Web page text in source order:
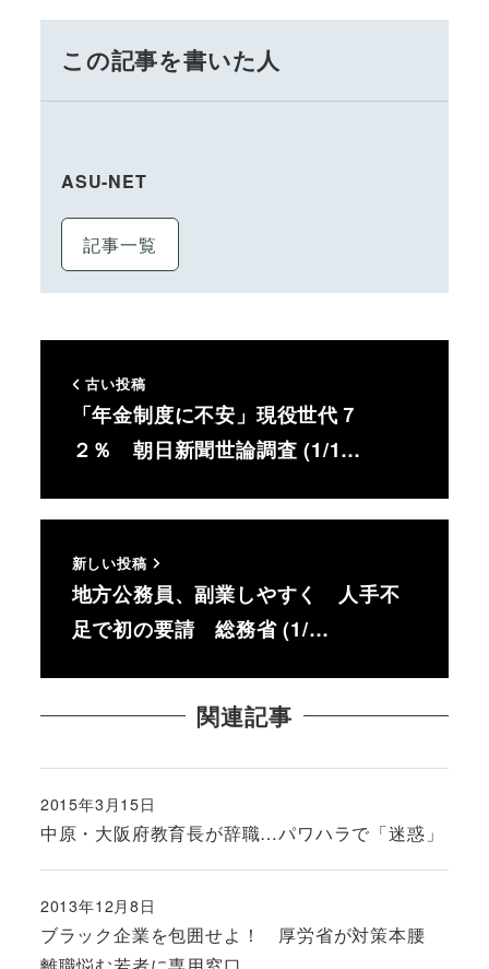
この記事を書いた人
ASU-NET
記事一覧
古い投稿
「年金制度に不安」現役世代７
２％ 朝日新聞世論調査 (1/1…
新しい投稿
地方公務員、副業しやすく 人手不
足で初の要請 総務省 (1/…
関連記事
中原・大阪府教育長が辞職…パワハラで「迷惑」
投稿日
2015年3月15日
ブラック企業を包囲せよ！ 厚労省が対策本腰
投稿日
2013年12月8日